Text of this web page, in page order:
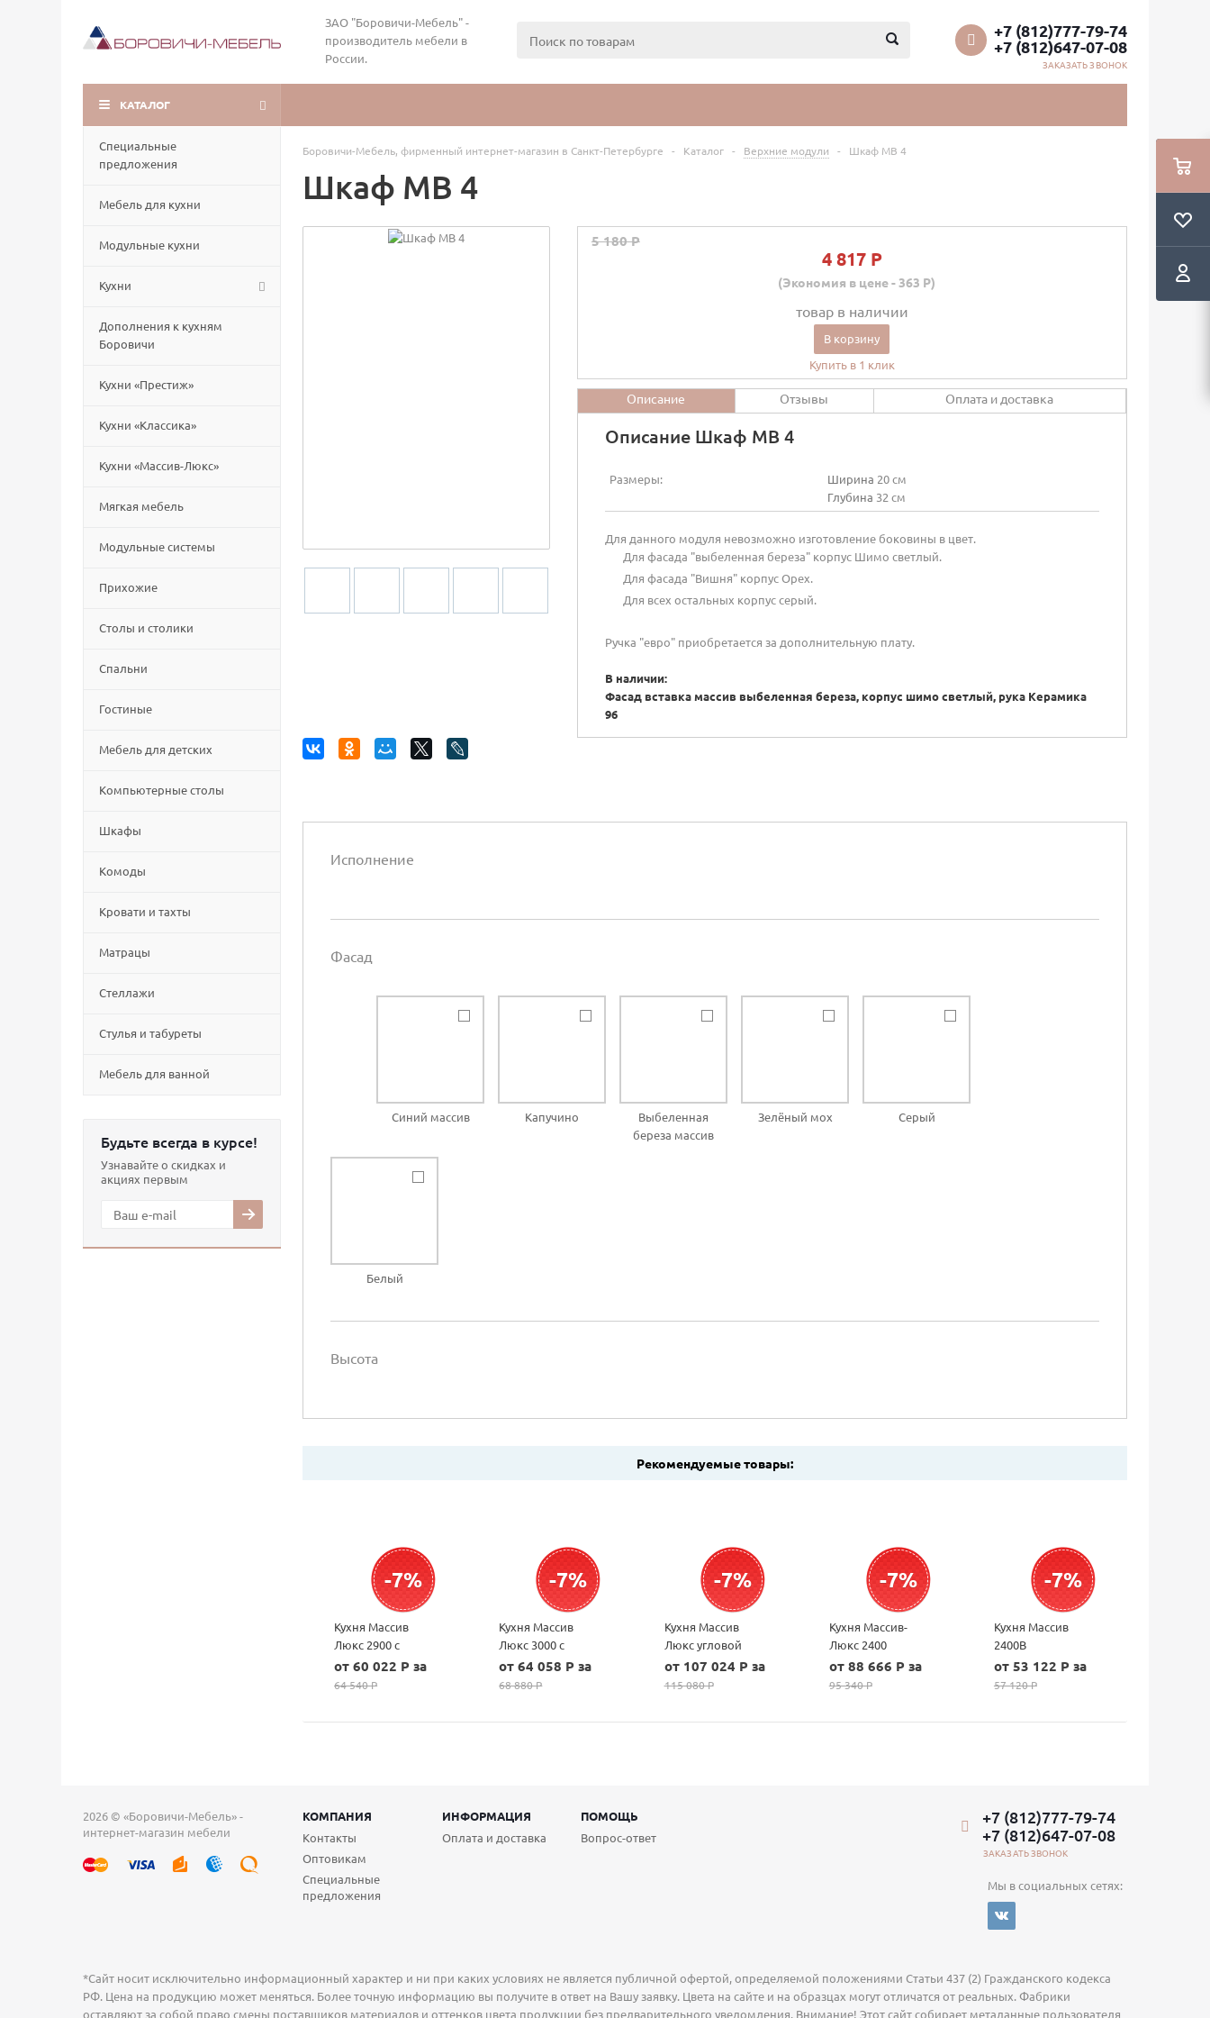
ЗАО "Боровичи-Мебель" -
производитель мебели в
России.
+7 (812)777-79-74
+7 (812)647-07-08
ЗАКАЗАТЬ ЗВОНОК
КАТАЛОГ
Специальные
предложения
Мебель для кухни
Модульные кухни
Кухни
Дополнения к кухням
Боровичи
Кухни «Престиж»
Кухни «Классика»
Кухни «Массив-Люкс»
Мягкая мебель
Модульные системы
Прихожие
Столы и столики
Спальни
Гостиные
Мебель для детских
Компьютерные столы
Шкафы
Комоды
Кровати и тахты
Матрацы
Стеллажи
Cтулья и табуреты
Мебель для ванной
Будьте всегда в курсе!
Узнавайте о скидках и
акциях первым
Боровичи-Мебель, фирменный интернет-магазин в Санкт-Петербурге - Каталог - Верхние модули - Шкаф МВ 4
Шкаф МВ 4
5 180 P
4 817 P
(Экономия в цене - 363 P)
товар в наличии
В корзину
Купить в 1 клик
Описание Отзывы Оплата и доставка
Описание Шкаф МВ 4
Размеры: Ширина 20 см
Глубина 32 см
Для данного модуля невозможно изготовление боковины в цвет.
Для фасада "выбеленная береза" корпус Шимо светлый.
Для фасада "Вишня" корпус Орех.
Для всех остальных корпус серый.
Ручка "евро" приобретается за дополнительную плату.
В наличии:
Фасад вставка массив выбеленная береза, корпус шимо светлый, рука Керамика
96
Исполнение
Фасад
Синий массив Капучино
Выбеленная
береза массив
Зелёный мох Серый
Белый
Высота
Рекомендуемые товары:
-7%
Кухня Массив
Люкс 2900 с
пеналом
от 60 022 P за
64 540 P
-7%
Кухня Массив
Люкс 3000 с
пеналом
от 64 058 P за
68 880 P
-7%
Кухня Массив
Люкс угловой
1335х1600
(высота навесных
от 107 024 P за
115 080 P
-7%
Кухня Массив-
Люкс 2400
от 88 666 P за
95 340 P
-7%
Кухня Массив
2400В
от 53 122 P за
57 120 P
2026 © «Боровичи-Мебель» -
интернет-магазин мебели
КОМПАНИЯ ИНФОРМАЦИЯ
ПОМОЩЬ
Контакты
Оптовикам
Специальные
предложения
Оплата и доставка Вопрос-ответ
+7 (812)777-79-74
+7 (812)647-07-08
ЗАКАЗАТЬ ЗВОНОК
Мы в социальных сетях:
*Сайт носит исключительно информационный характер и ни при каких условиях не является публичной офертой, определяемой положениями Статьи 437 (2) Гражданского кодекса
РФ. Цена на продукцию может меняться. Более точную информацию вы получите в ответ на Вашу заявку. Цвета на сайте и на образцах могут отличатся от реальных. Фабрики
оставляют за собой право смены поставщиков материалов и оттенков цвета продукции без предварительного уведомления. Внимание! Этот сайт собирает метаданные пользователя